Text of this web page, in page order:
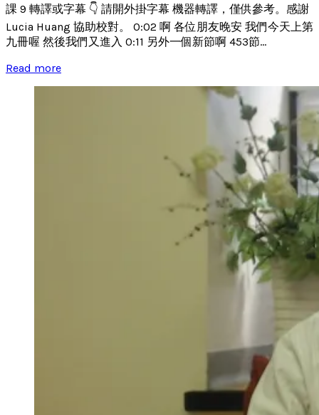
課 9 轉譯或字幕 👇 請開外掛字幕 機器轉譯，僅供參考。感謝
Lucia Huang 協助校對。 0:02 啊 各位朋友晚安 我們今天上第
九冊喔 然後我們又進入 0:11 另外一個新節啊 453節...
Read more